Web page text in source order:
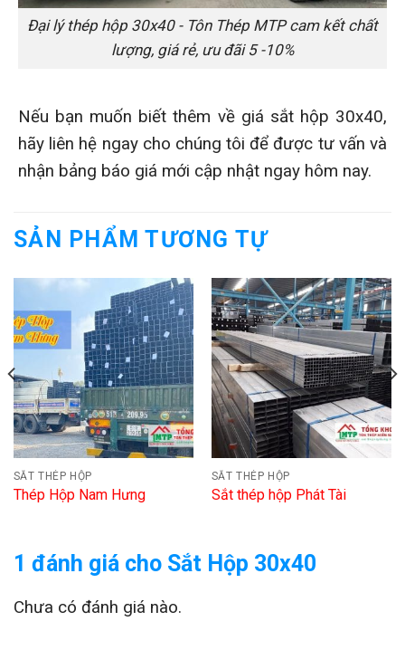
Đại lý thép hộp 30x40 - Tôn Thép MTP cam kết chất
lượng, giá rẻ, ưu đãi 5 -10%
Nếu bạn muốn biết thêm về giá sắt hộp 30x40,
hãy liên hệ ngay cho chúng tôi để được tư vấn và
nhận bảng báo giá mới cập nhật ngay hôm nay.
SẢN PHẨM TƯƠNG TỰ
SẮT THÉP HỘP
Thép Hộp Nam Hưng
SẮT THÉP HỘP
Sắt thép hộp Phát Tài
1 đánh giá cho Sắt Hộp 30x40
Chưa có đánh giá nào.